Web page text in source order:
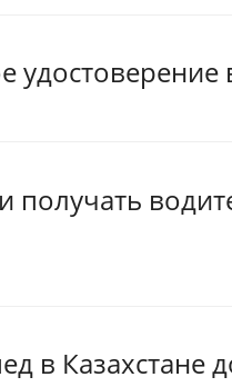
получать
в Казахстане